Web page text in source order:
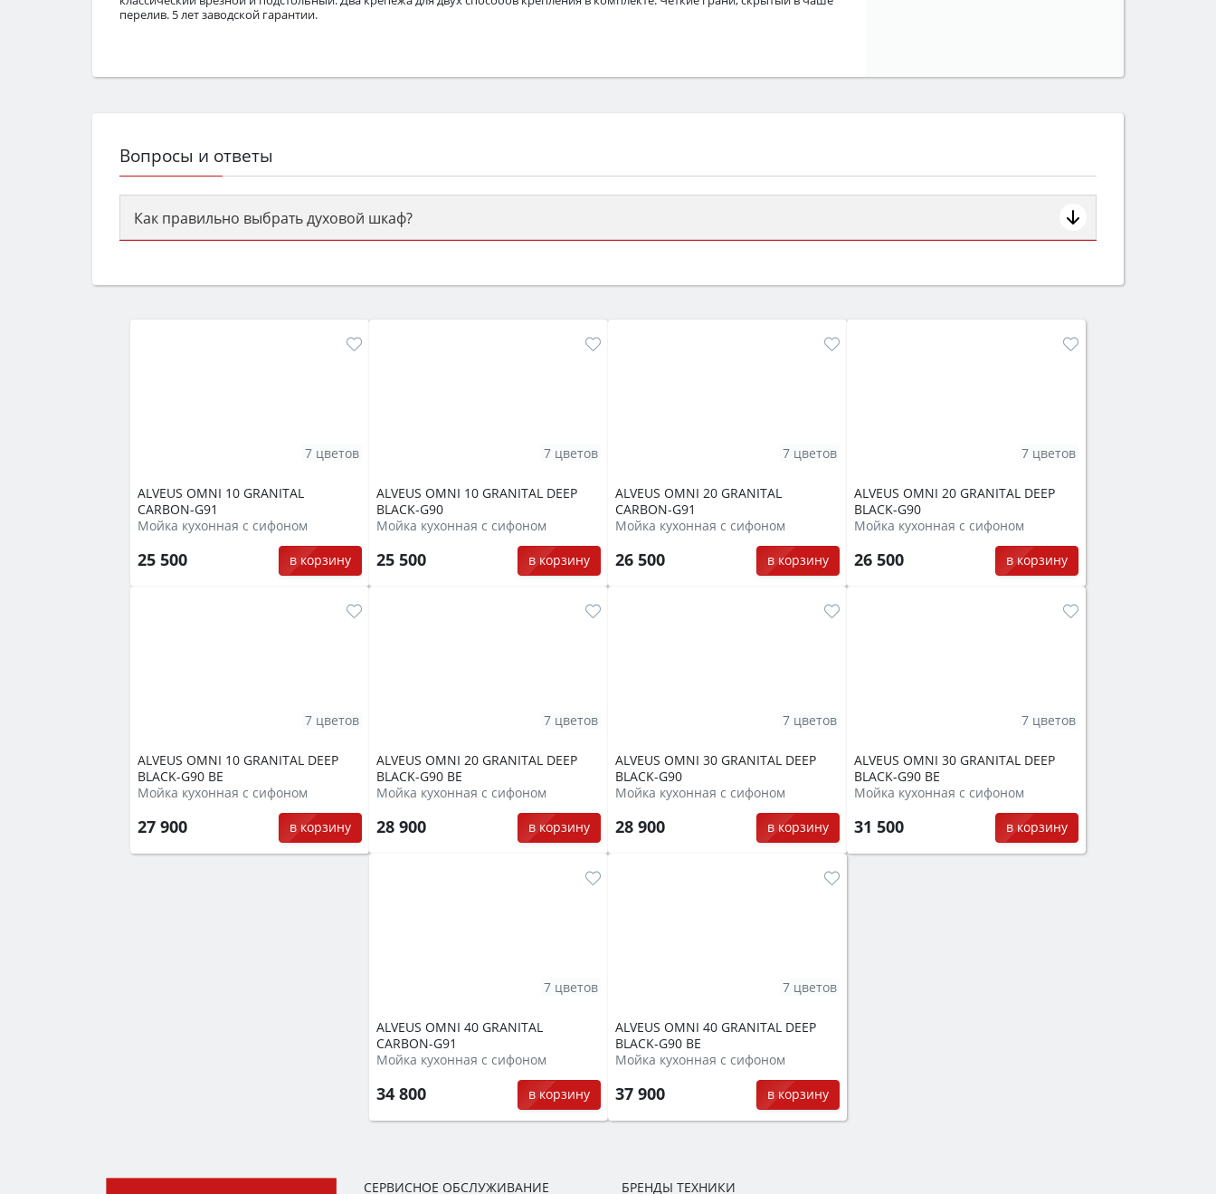
перелив. 5 лет заводской гарантии.
Вопросы и ответы
Как правильно выбрать духовой шкаф?
семьи, класс энергопотребления не ниже A и нужные функции (конвекция, гриль, самоочистка, защита от детей).
ALVEUS OMNI 10 GRANITAL
CARBON-G91
Мойка кухонная с сифоном
25 500 в корзину
7 цветов
ALVEUS OMNI 10 GRANITAL DEEP
BLACK-G90
Мойка кухонная с сифоном
25 500 в корзину
7 цветов
ALVEUS OMNI 20 GRANITAL
CARBON-G91
Мойка кухонная с сифоном
26 500 в корзину
7 цветов
ALVEUS OMNI 20 GRANITAL DEEP
BLACK-G90
Мойка кухонная с сифоном
26 500 в корзину
7 цветов
ALVEUS OMNI 10 GRANITAL DEEP
BLACK-G90 BE
Мойка кухонная с сифоном
27 900 в корзину
7 цветов
ALVEUS OMNI 20 GRANITAL DEEP
BLACK-G90 BE
Мойка кухонная с сифоном
28 900 в корзину
7 цветов
ALVEUS OMNI 30 GRANITAL DEEP
BLACK-G90
Мойка кухонная с сифоном
28 900 в корзину
7 цветов
ALVEUS OMNI 30 GRANITAL DEEP
BLACK-G90 BE
Мойка кухонная с сифоном
31 500 в корзину
7 цветов
ALVEUS OMNI 40 GRANITAL
CARBON-G91
Мойка кухонная с сифоном
34 800 в корзину
7 цветов
ALVEUS OMNI 40 GRANITAL DEEP
BLACK-G90 BE
Мойка кухонная с сифоном
37 900 в корзину
7 цветов
СЕРВИСНОЕ ОБСЛУЖИВАНИЕ БРЕНДЫ ТЕХНИКИ